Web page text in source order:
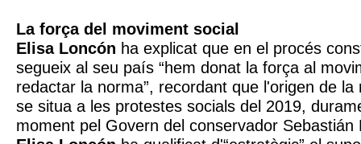
La força del moviment social
Elisa Loncón ha explicat que en el procés
segueix al seu país “hem donat la força al
redactar la norma”, recordant que l'origen de la
se situa a les protestes socials del 2019,
moment pel Govern del conservador Sebastián